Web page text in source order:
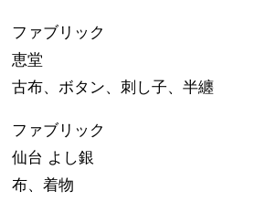
ファブリック
恵堂
古布、ボタン、刺し子、半纏
ファブリック
仙台 よし銀
布、着物